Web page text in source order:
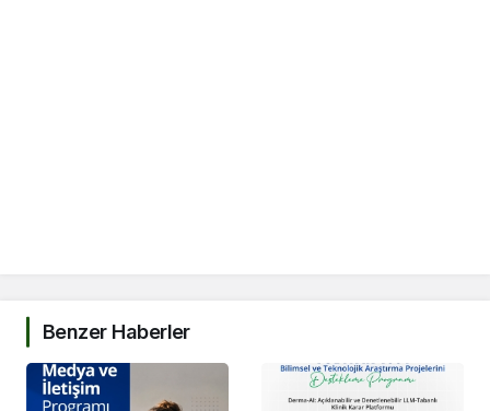
Benzer Haberler